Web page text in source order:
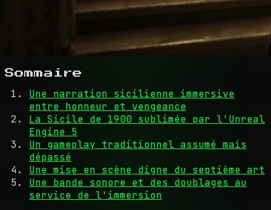
Sommaire
Une narration sicilienne immersive
entre honneur et vengeance
La Sicile de 1900 sublimée par l'Unreal
Engine 5
Un gameplay traditionnel assumé mais
dépassé
Une mise en scène digne du septième art
Une bande sonore et des doublages au
service de l'immersion